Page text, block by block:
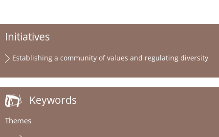
Initiatives
Establishing a community of values and regulating diversity
Keywords
Themes